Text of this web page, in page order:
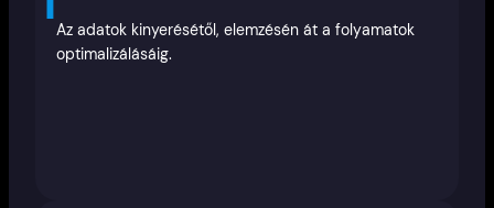
Az adatok kinyerésétől, elemzésén át a folyamatok
optimalizálásáig.